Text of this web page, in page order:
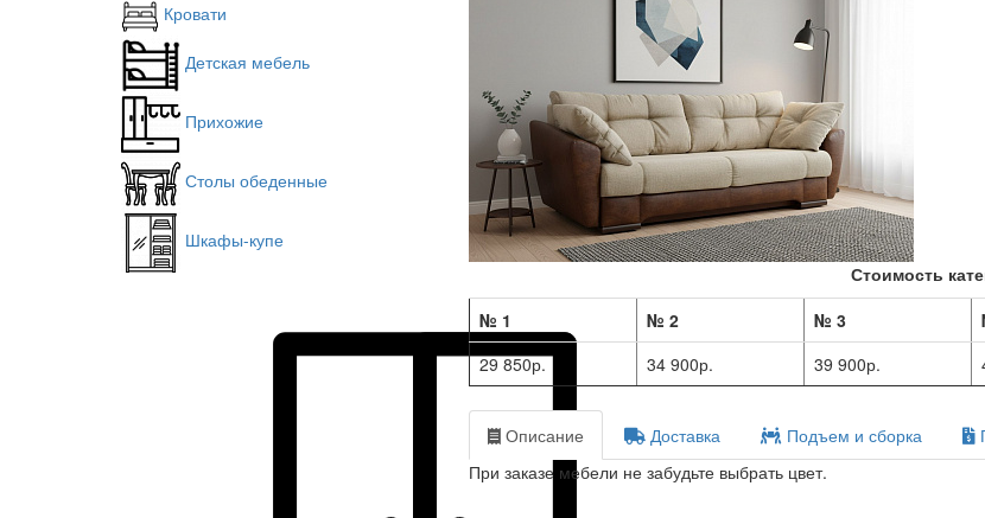
Кровати
Детская мебель
Прихожие
Столы обеденные
Шкафы-купе
Стоимость
№ 1
№ 2 № 3
29 850р.
34 900р. 39 900р.
Описание Доставка Подъем и сборка
При заказе мебели не забудьте выбрать цвет.